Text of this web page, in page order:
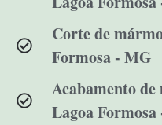
Corte de
Formosa - MG
Acabamento
Lagoa